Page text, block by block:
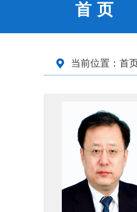
首 页
当前位置： 首